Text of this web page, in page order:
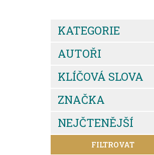
KATEGORIE
AUTOŘI
KLÍČOVÁ SLOVA
ZNAČKA
NEJČTENĚJŠÍ
FILTROVAT